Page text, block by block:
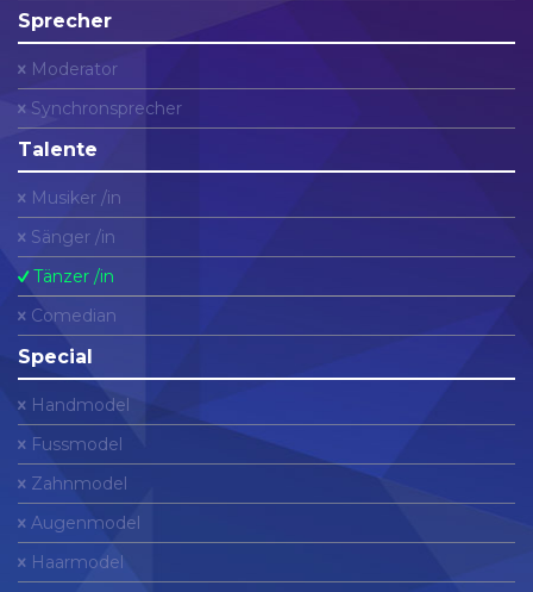
Sprecher
Moderator
Synchronsprecher
Talente
Musiker /in
Sänger /in
Tänzer /in
Comedian
Special
Handmodel
Fussmodel
Zahnmodel
Augenmodel
Haarmodel